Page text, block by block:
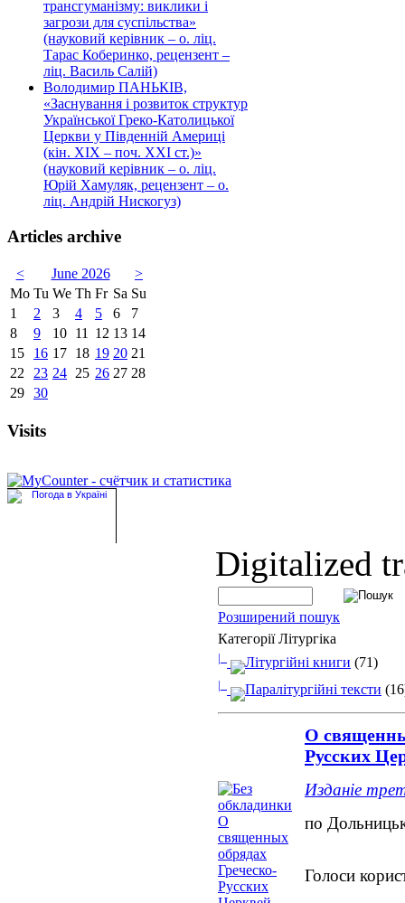
трансгуманізму: виклики і
загрози для суспільства»
(науковий керівник – о. ліц.
Тарас Коберинко, рецензент –
ліц. Василь Салій)
Володимир ПАНЬКІВ,
«Заснування і розвиток структур
Української Греко-Католицької
Церкви у Південній Америці
(кін. ХІХ – поч. ХХІ ст.)»
(науковий керівник – о. ліц.
Юрій Хамуляк, рецензент – о.
ліц. Андрій Нискогуз)
Articles archive
< June 2026
>
Mo Tu We Th Fr Sa Su
1
2 3 4 5 6
7
8
9 10 11 12 13 14
15
16 17 18 19 20 21
22
23 24 25 26 27 28
29 30
Visits
Digitalized
Розширений пошук
Категорії Літургіка
|_ Літургійні книги (71)
|_ Паралітургійні тексти
О
Русских
Изданіе
по
Голоси